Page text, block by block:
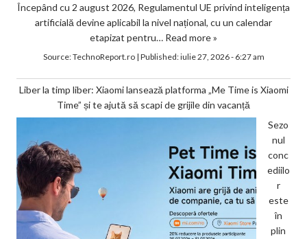
Începând cu 2 august 2026, Regulamentul UE privind inteligența
artificială devine aplicabil la nivel național, cu un calendar
etapizat pentru… Read more »
Source:TechnoReport.ro| Published:iulie 27, 2026 - 6:27 am
Liber la timp liber: Xiaomi lansează platforma „Me Time is Xiaomi
Time” și te ajută să scapi de grijile din vacanță
Sezo
nul
conc
ediilo
r
este
în
plin